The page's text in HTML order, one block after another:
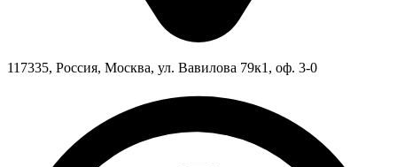
117335, Россия, Москва, ул. Вавилова 79к1, оф. 3-0